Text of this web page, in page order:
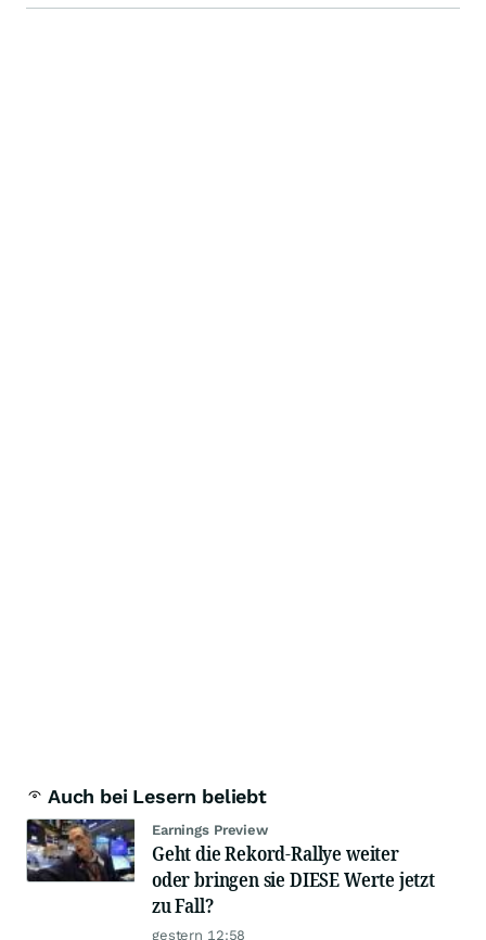
Auch bei Lesern beliebt
Earnings Preview
Geht die Rekord-Rallye weiter
oder bringen sie DIESE Werte jetzt
zu Fall?
gestern 12:58